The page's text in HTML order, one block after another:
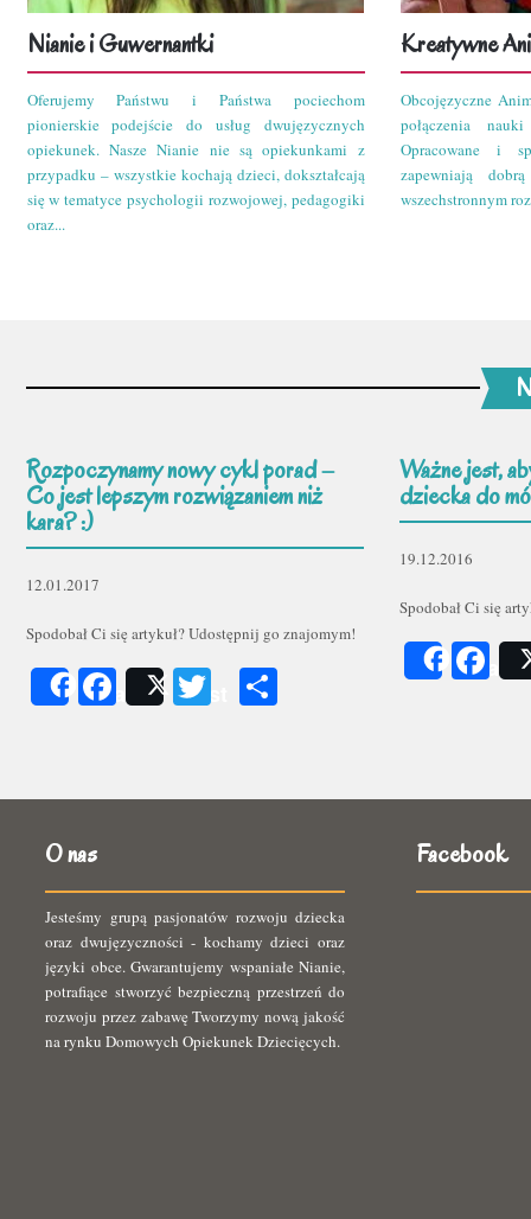
Nianie i Guwernantki
Oferujemy Państwu i Państwa pociechom
pionierskie podejście do usług dwujęzycznych
opiekunek. Nasze Nianie nie są opiekunkami z
przypadku – wszystkie kochają dzieci, dokształcają
się w tematyce psychologii rozwojowej, pedagogiki
oraz...
Kreatywne
Obcojęzyczne
połączenia
Opracowane i
zapewniają
wszechstronnym
Rozpoczynamy nowy cykl porad –
Co jest lepszym rozwiązaniem niż
kara? :)
12.01.2017
Spodobał Ci się artykuł? Udostępnij go znajomym!
ShareFacebook
Post Twitter
Ważne jest,
dziecka do
19.12.2016
Spodobał Ci się
Share
O nas
Jesteśmy grupą pasjonatów rozwoju dziecka
oraz dwujęzyczności - kochamy dzieci oraz
języki obce. Gwarantujemy wspaniałe Nianie,
potrafiące stworzyć bezpieczną przestrzeń do
rozwoju przez zabawę Tworzymy nową jakość
na rynku Domowych Opiekunek Dziecięcych.
Facebook